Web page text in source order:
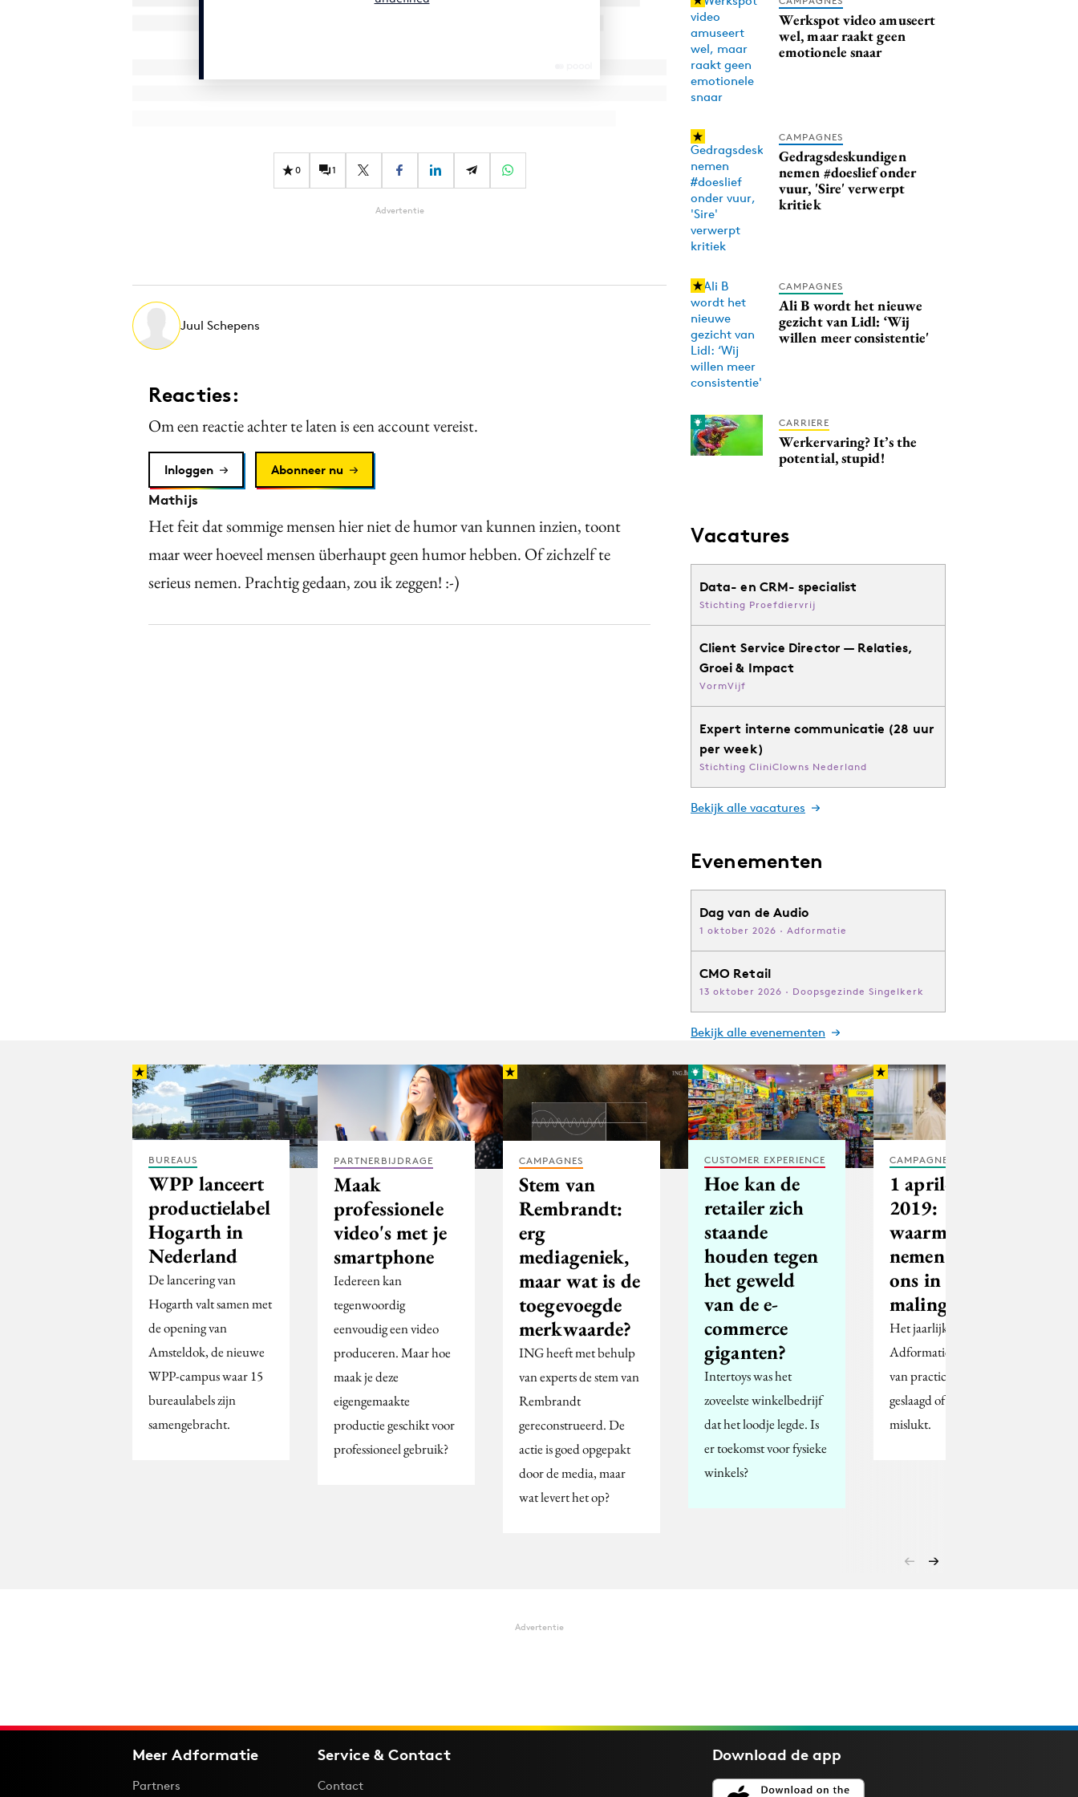
0 1
Advertentie
Juul Schepens
Reacties:
Om een reactie achter te laten is een account vereist.
Inloggen Abonneer nu
Mathijs
Het feit dat sommige mensen hier niet de humor van kunnen inzien, toont
maar weer hoeveel mensen überhaupt geen humor hebben. Of zichzelf te
serieus nemen. Prachtig gedaan, zou ik zeggen! :-)
Werkspot video amuseert
wel, maar raakt geen
emotionele snaar
CAMPAGNES
Gedragsdeskundigen
nemen #doeslief onder
vuur, 'Sire' verwerpt
kritiek
CAMPAGNES
Ali B wordt het nieuwe
gezicht van Lidl: ‘Wij
willen meer consistentie'
CARRIERE
Werkervaring? It’s the
potential, stupid!
Vacatures
Data- en CRM- specialist
Stichting Proefdiervrij
Client Service Director — Relaties,
Groei & Impact
VormVijf
Expert interne communicatie (28 uur
per week)
Stichting CliniClowns Nederland
Bekijk alle vacatures
Evenementen
Dag van de Audio
1 oktober 2026 · Adformatie
CMO Retail
13 oktober 2026 · Doopsgezinde Singelkerk
Bekijk alle evenementen
BUREAUS
WPP lanceert
productielabel
Hogarth in
Nederland
De lancering van
Hogarth valt samen met
de opening van
Amsteldok, de nieuwe
WPP-campus waar 15
bureaulabels zijn
samengebracht.
PARTNERBIJDRAGE
Maak
professionele
video's met je
smartphone
Iedereen kan
tegenwoordig
eenvoudig een video
produceren. Maar hoe
maak je deze
eigengemaakte
productie geschikt voor
professioneel gebruik?
CAMPAGNES
Stem van
Rembrandt:
erg
mediageniek,
maar wat is de
toegevoegde
merkwaarde?
ING heeft met behulp
van experts de stem van
Rembrandt
gereconstrueerd. De
actie is goed opgepakt
door de media, maar
wat levert het op?
CUSTOMER EXPERIENCE
Hoe kan de
retailer zich
staande
houden tegen
het geweld
van de e-
commerce
giganten?
Intertoys was het
zoveelste winkelbedrijf
dat het loodje legde. Is
er toekomst voor fysieke
winkels?
CAMPAGNES
1 april-alert
2019:
waarmee
nemen merken
ons in de
maling?
Het jaarlijkse
Adformatie-overzicht
van practical jokes,
geslaagd of volledig
mislukt.
Advertentie
Meer Adformatie
Partners
Service & Contact
Contact
Download deapp